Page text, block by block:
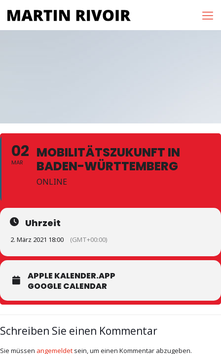
02
MAR
MOBILITÄTSZUKUNFT IN
BADEN-WÜRTTEMBERG
ONLINE
Uhrzeit
2. März 2021 18:00 (GMT+00:00)
APPLE KALENDER.APP
GOOGLE CALENDAR
Schreiben Sie einen Kommentar
Sie müssen angemeldet sein, um einen Kommentar abzugeben.